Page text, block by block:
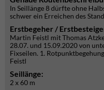
In Seillänge 8 dürfte ohne
schwer ein Erreichen des
Erstbegeher /
Martin Feistl mit Thomas
28.07. und 15.09.2020 von
Fixseilen. 1.
Feistl
Seillänge:
2 x 60 m